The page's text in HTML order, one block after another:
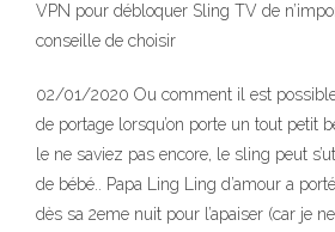
VPN pour débloquer Sling TV de
conseille de choisir
02/01/2020 Ou comment il est
de portage lorsqu’on porte un tout petit
le ne saviez pas encore, le sling peut
de bébé.. Papa Ling Ling d’amour a
dès sa 2eme nuit pour l’apaiser (car je